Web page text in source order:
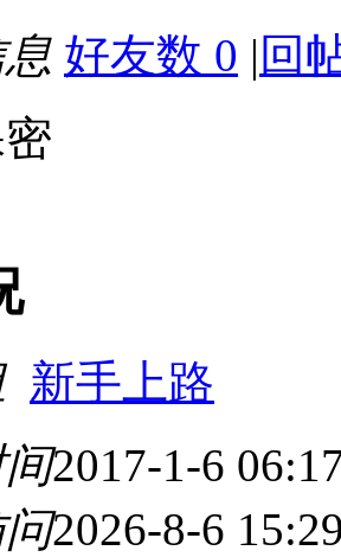
好友数 0 | 回
新手上路
2017-1-6
2026-8-6